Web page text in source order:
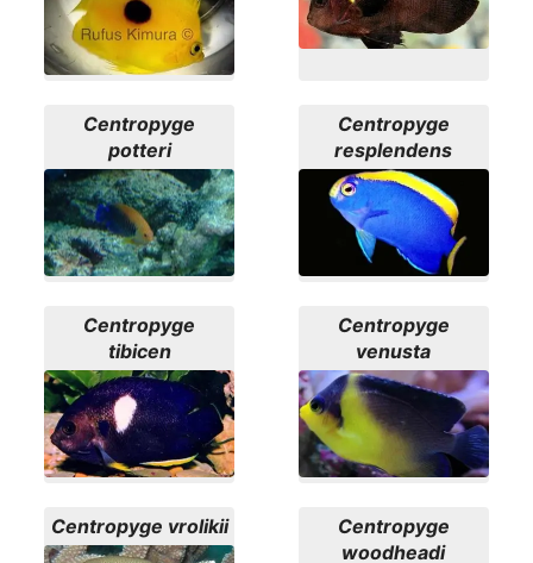
Centropyge
potteri
Centropyge
resplendens
Centropyge
tibicen
Centropyge
venusta
Centropyge vrolikii
Centropyge
woodheadi